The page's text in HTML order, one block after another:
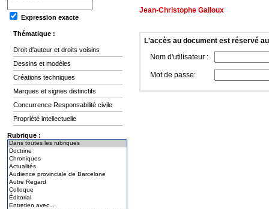
Expression exacte
Thématique :
Droit d'auteur et droits voisins
Dessins et modèles
Créations techniques
Marques et signes distinctifs
Concurrence Responsabilité civile
Propriété intellectuelle
Rubrique :
Jean-Christophe Galloux
L'accès au document est réservé
Nom d'utilisateur :
Mot de passe: